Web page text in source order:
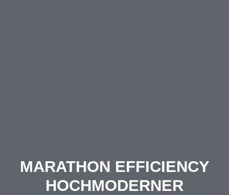
MARATHON EFFICIENCY
HOCHMODERNER